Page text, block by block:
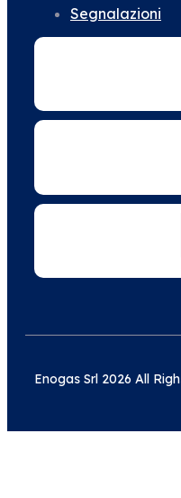
Segnalazioni
Enogas Srl 2026 All